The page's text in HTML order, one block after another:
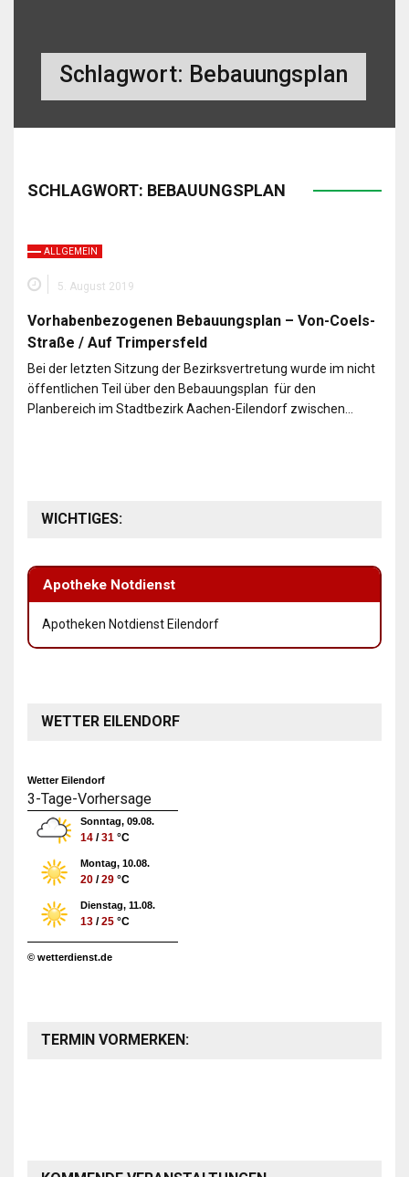
Schlagwort: Bebauungsplan
SCHLAGWORT: BEBAUUNGSPLAN
ALLGEMEIN
5. August 2019
Vorhabenbezogenen Bebauungsplan – Von-Coels-
Straße / Auf Trimpersfeld
Bei der letzten Sitzung der Bezirksvertretung wurde im nicht
öffentlichen Teil über den Bebauungsplan für den
Planbereich im Stadtbezirk Aachen-Eilendorf zwischen…
WICHTIGES:
Apotheke Notdienst
Apotheken Notdienst Eilendorf
WETTER EILENDORF
Wetter Eilendorf
3-Tage-Vorhersage
Sonntag, 09.08.
14 /31 °C
Montag, 10.08.
20 /29 °C
Dienstag, 11.08.
13 /25 °C
© wetterdienst.de
TERMIN VORMERKEN: